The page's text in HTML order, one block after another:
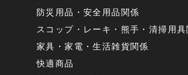
防災用品・安全用品関係
スコップ・レーキ・熊手・清掃用具
家具・家電・生活雑貨関係
快適商品